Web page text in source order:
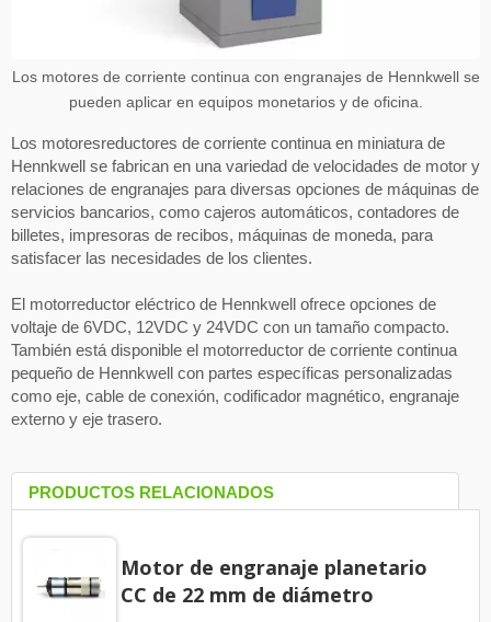
Los motores de corriente continua con engranajes de Hennkwell se
pueden aplicar en equipos monetarios y de oficina.
Los motoresreductores de corriente continua en miniatura de
Hennkwell se fabrican en una variedad de velocidades de motor y
relaciones de engranajes para diversas opciones de máquinas de
servicios bancarios, como cajeros automáticos, contadores de
billetes, impresoras de recibos, máquinas de moneda, para
satisfacer las necesidades de los clientes.
El motorreductor eléctrico de Hennkwell ofrece opciones de
voltaje de 6VDC, 12VDC y 24VDC con un tamaño compacto.
También está disponible el motorreductor de corriente continua
pequeño de Hennkwell con partes específicas personalizadas
como eje, cable de conexión, codificador magnético, engranaje
externo y eje trasero.
PRODUCTOS RELACIONADOS
Motor de engranaje planetario
CC de 22 mm de diámetro